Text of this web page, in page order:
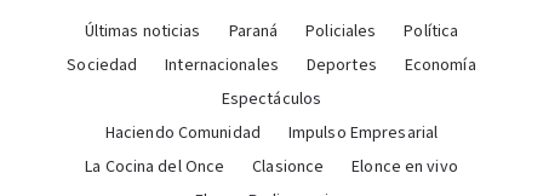
Últimas noticias Paraná Policiales
Política
Sociedad
Internacionales Deportes
Economía
Espectáculos
Haciendo Comunidad
Impulso Empresarial
La Cocina del Once
Clasionce
Elonce en vivo